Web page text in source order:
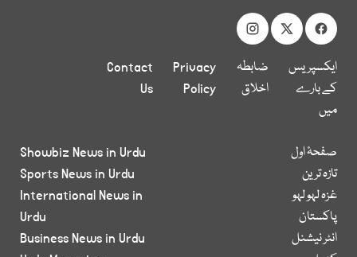
ایکسپریس
کے بارے
میں
ضابطہ
اخلاق
Privacy
Policy
Contact
Us
صفحۂ اول
تازہ ترین
غزہ لہو لہو
پاکستان
انٹر نیشنل
Showbiz News in Urdu
Sports News in Urdu
International News in
Urdu
Business News in Urdu